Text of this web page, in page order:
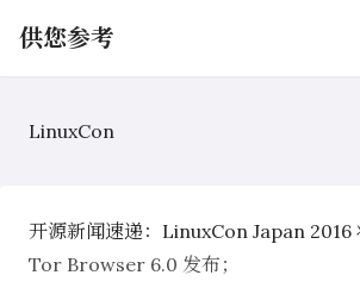
供您参考
LinuxCon
开源新闻速递：LinuxCon Japan 2016
Tor Browser 6.0 发布；